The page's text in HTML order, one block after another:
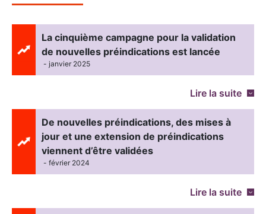
La cinquième campagne pour la validation
de nouvelles préindications est lancée
- janvier 2025
Lire la suite
De nouvelles préindications, des mises à
jour et une extension de préindications
viennent d’être validées
- février 2024
Lire la suite